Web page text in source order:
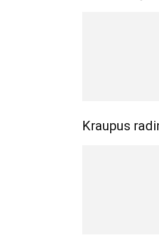
Kraupus